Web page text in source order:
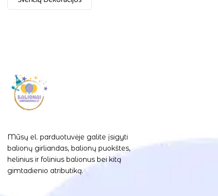
Mūsų el. parduotuvėje galite įsigyti
balionų girliandas, balionų puokštes,
helinius ir folinius balionus bei kitą
gimtadienio atributiką.